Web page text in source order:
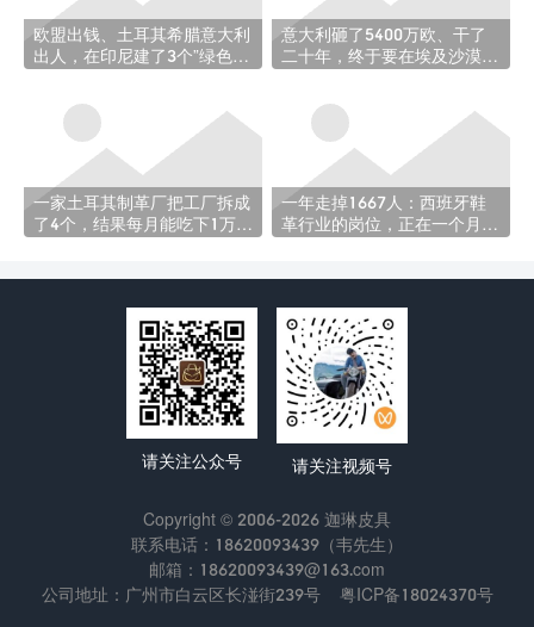
欧盟出钱、土耳其希腊意大利
出人，在印尼建了3个”绿色制
意大利砸了5400万欧、干了
二十年，终于要在埃及沙漠
一家土耳其制革厂把工厂拆成
了4个，结果每月能吃下1万吨
一年走掉1667人：西班牙鞋
革行业的岗位，正在一个月一
请关注公众号 请关注视频号
Copyright © 2006-2026 迦琳皮具
联系电话：18620093439（韦先生）
邮箱：18620093439@163.com
公司地址：广州市白云区长湴街239号
粤ICP备18024370号